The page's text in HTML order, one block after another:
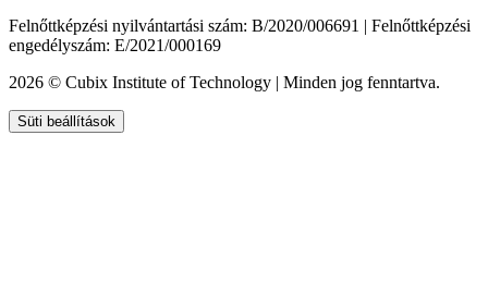
Felnőttképzési nyilvántartási szám: B/2020/006691 | Felnőttképzési
engedélyszám: E/2021/000169
2026 © Cubix Institute of Technology | Minden jog fenntartva.
Süti beállítások